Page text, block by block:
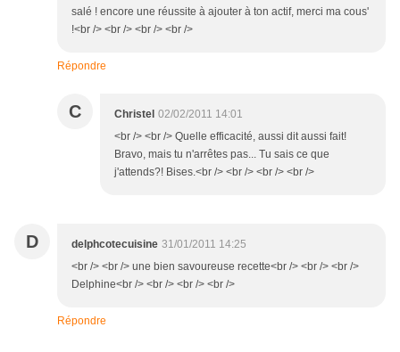
salé ! encore une réussite à ajouter à ton actif, merci ma cous'
!<br /> <br /> <br /> <br />
Répondre
C Christel 02/02/2011 14:01
<br /> <br /> Quelle efficacité, aussi dit aussi fait!
Bravo, mais tu n'arrêtes pas... Tu sais ce que
j'attends?! Bises.<br /> <br /> <br /> <br />
D delphcotecuisine 31/01/2011 14:25
<br /> <br /> une bien savoureuse recette<br /> <br /> <br />
Delphine<br /> <br /> <br /> <br />
Répondre